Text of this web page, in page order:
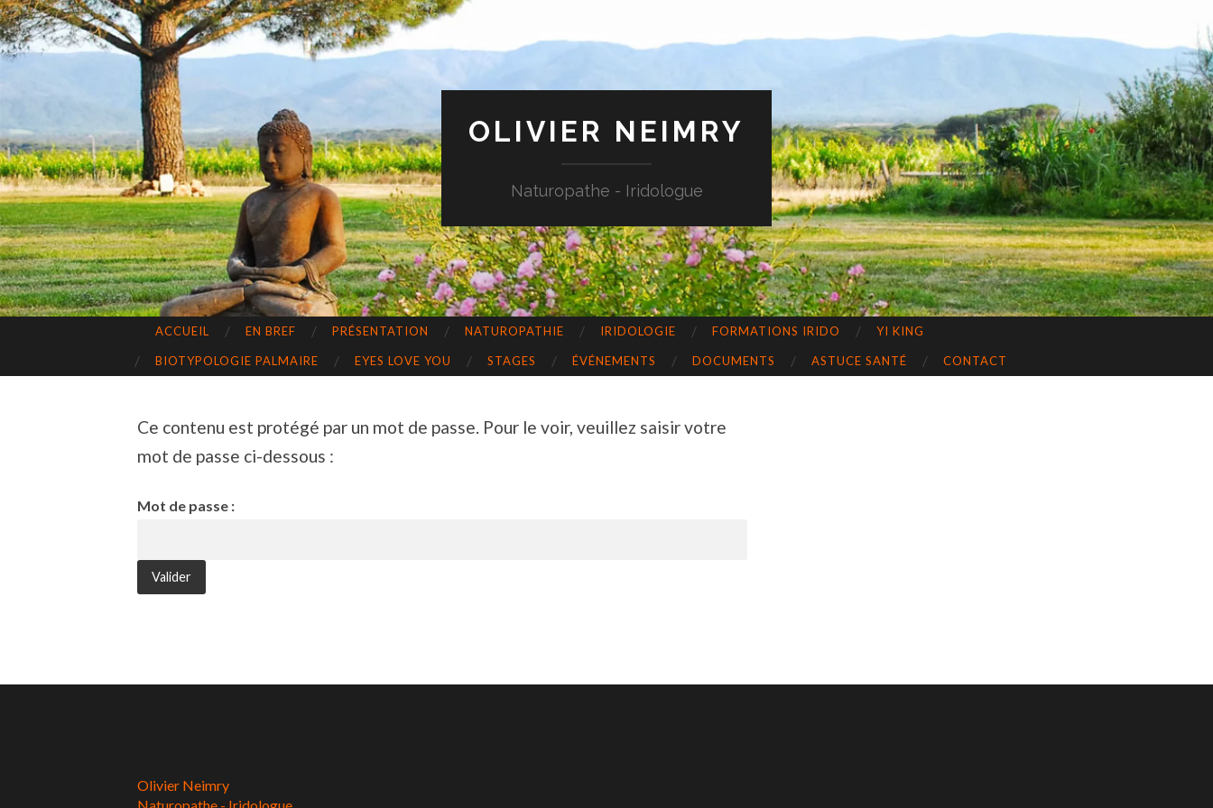
OLIVIER NEIMRY
Naturopathe - Iridologue
ACCUEIL EN BREF PRÉSENTATION NATUROPATHIE IRIDOLOGIE FORMATIONS IRIDO YI KING
BIOTYPOLOGIE PALMAIRE EYES LOVE YOU STAGES ÉVÉNEMENTS DOCUMENTS ASTUCE SANTÉ CONTACT
Ce contenu est protégé par un mot de passe. Pour le voir, veuillez saisir votre
mot de passe ci-dessous :
Mot de passe :
Olivier Neimry